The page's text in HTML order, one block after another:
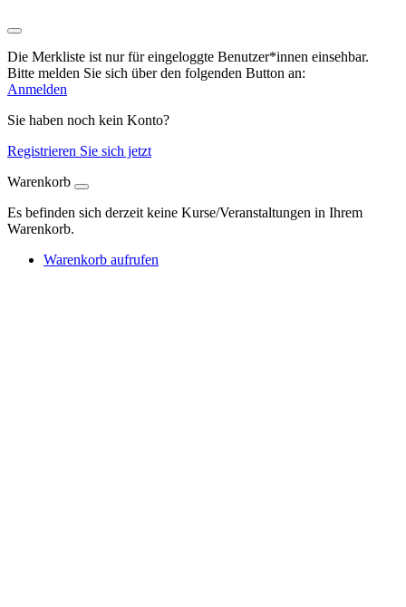
Die Merkliste ist nur für eingeloggte Benutzer*innen einsehbar.
Bitte melden Sie sich über den folgenden Button an:
Anmelden
Sie haben noch kein Konto?
Registrieren Sie sich jetzt
Warenkorb
Es befinden sich derzeit keine Kurse/Veranstaltungen in Ihrem
Warenkorb.
Warenkorb aufrufen